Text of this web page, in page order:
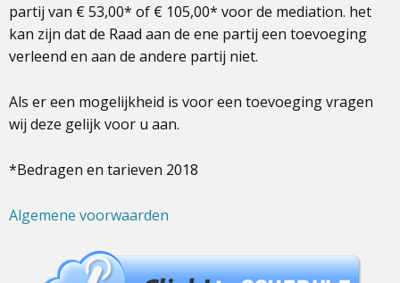
partij van € 53,00* of € 105,00* voor de mediation. het
kan zijn dat de Raad aan de ene partij een toevoeging
verleend en aan de andere partij niet.
Als er een mogelijkheid is voor een toevoeging vragen
wij deze gelijk voor u aan.
*Bedragen en tarieven 2018
Algemene voorwaarden